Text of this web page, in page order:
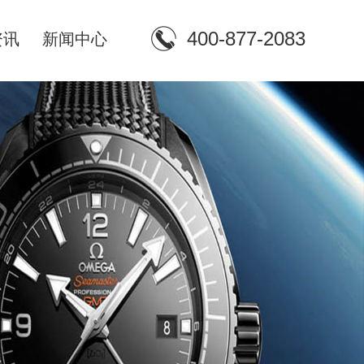
讯 新闻中心 400-877-2083